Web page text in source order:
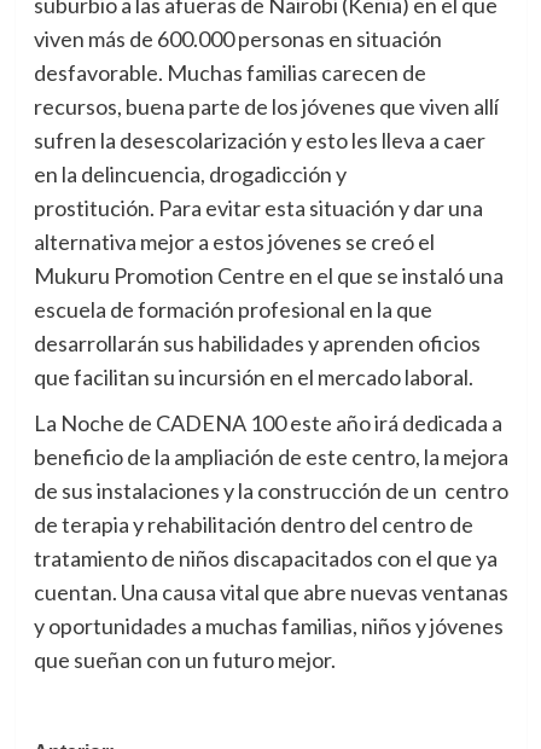
viven más de 600.000 personas en situación
desfavorable. Muchas familias carecen de
recursos, buena parte de los jóvenes que viven allí
sufren la desescolarización y esto les lleva a caer
en la delincuencia, drogadicción y
prostitución. Para evitar esta situación y dar una
alternativa mejor a estos jóvenes se creó el
Mukuru Promotion Centre en el que se instaló una
escuela de formación profesional en la que
desarrollarán sus habilidades y aprenden oficios
que facilitan su incursión en el mercado laboral.
La Noche de CADENA 100 este año irá dedicada a
beneficio de la ampliación de este centro, la mejora
de sus instalaciones y la construcción de un centro
de terapia y rehabilitación dentro del centro de
tratamiento de niños discapacitados con el que ya
cuentan. Una causa vital que abre nuevas ventanas
y oportunidades a muchas familias, niños y jóvenes
que sueñan con un futuro mejor.